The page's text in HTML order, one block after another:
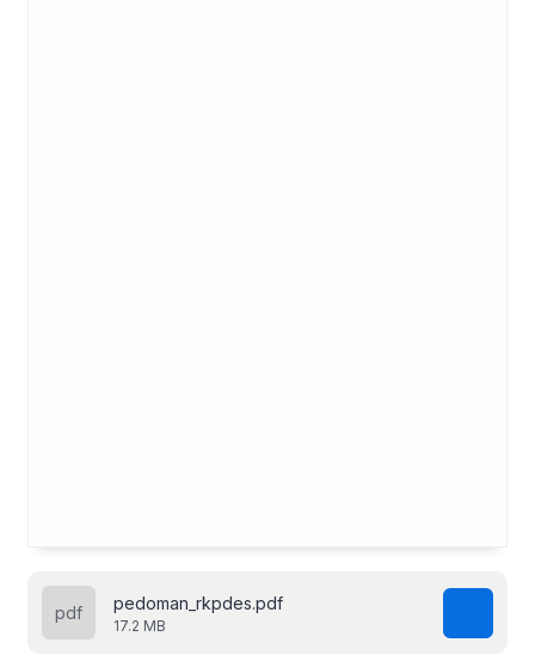
pedoman_rkpdes.pdf
17.2 MB